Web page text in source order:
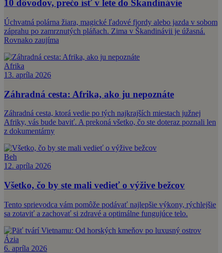
10 dôvodov, prečo ísť v lete do Škandinávie
Úchvatná polárna žiara, magické ľadové fjordy alebo jazda v sobom
záprahu po zamrznutých pláňach. Zima v Škandinávii je úžasná.
Rovnako zaujíma
Afrika
13. apríla 2026
Záhradná cesta: Afrika, ako ju nepoznáte
Záhradná cesta, ktorá vedie po tých najkrajších miestach južnej
Afriky, vás bude baviť. A prekoná všetko, čo ste doteraz poznali len
z dokumentárny
Beh
12. apríla 2026
Všetko, čo by ste mali vedieť o výžive bežcov
Tento sprievodca vám pomôže podávať najlepšie výkony, rýchlejšie
sa zotaviť a zachovať si zdravé a optimálne fungujúce telo.
Ázia
6. apríla 2026